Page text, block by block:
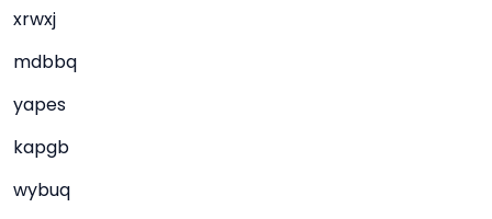
xrwxj
mdbbq
yapes
kapgb
wybuq